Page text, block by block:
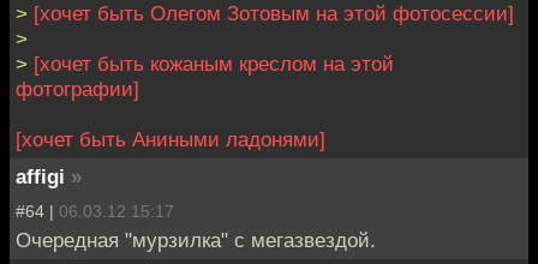
> [хочет быть Олегом Зотовым на этой фотосессии]
>
> [хочет быть кожаным креслом на этой
фотографии]
[хочет быть Аниными ладонями]
affigi »
#64 | 06.03.12 15:17
Очередная "мурзилка" с мегазвездой.